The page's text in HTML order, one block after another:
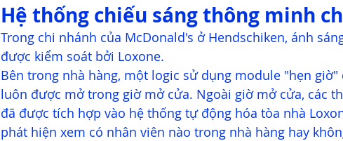
Hệ thống chiếu sáng thông minh
Trong chi nhánh của McDonald's ở Hendschiken, ánh
được kiểm soát bởi Loxone.
Bên trong nhà hàng, một logic sử dụng module "hẹn
luôn được mở trong giờ mở cửa. Ngoài giờ mở cửa, các
đã được tích hợp vào hệ thống tự động hóa tòa nhà
phát hiện xem có nhân viên nào trong nhà hàng hay